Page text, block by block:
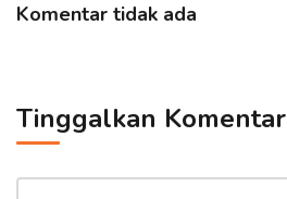
Komentar tidak ada
Tinggalkan Komentar